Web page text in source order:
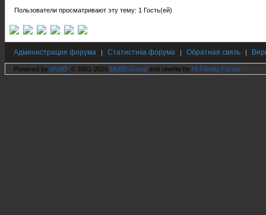
Пользователи просматривают эту тему: 1 Гость(ей)
Администрация форума | Статистика форума | Обратная связь |
Powered by MyBB , © 2001-2026 MyBB Group and rewrite by Hi Fidelity Forum